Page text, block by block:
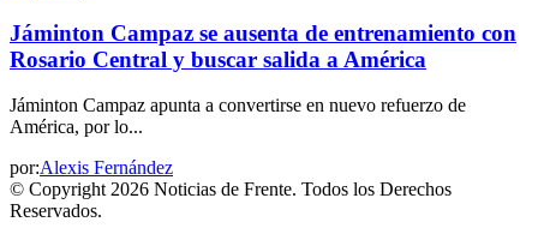
Jáminton Campaz se ausenta de entrenamiento con
Rosario Central y buscar salida a América
Jáminton Campaz apunta a convertirse en nuevo refuerzo de
América, por lo...
por:Alexis Fernández
© Copyright 2026 Noticias de Frente. Todos los Derechos
Reservados.